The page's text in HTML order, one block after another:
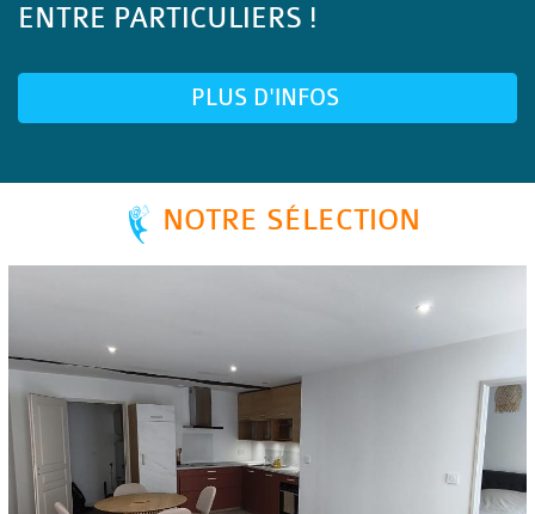
ENTRE PARTICULIERS !
PLUS D'INFOS
NOTRE SÉLECTION